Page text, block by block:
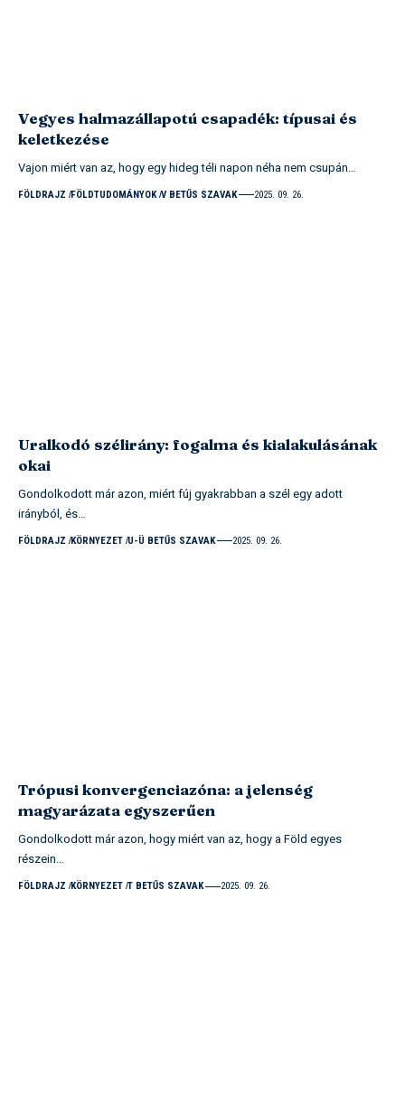
Vegyes halmazállapotú csapadék: típusai és
keletkezése
Vajon miért van az, hogy egy hideg téli napon néha nem csupán…
FÖLDRAJZ FÖLDTUDOMÁNYOK V BETŰS SZAVAK 2025. 09. 26.
Uralkodó szélirány: fogalma és kialakulásának
okai
Gondolkodott már azon, miért fúj gyakrabban a szél egy adott
irányból, és…
FÖLDRAJZ KÖRNYEZET U-Ü BETŰS SZAVAK 2025. 09. 26.
Trópusi konvergenciazóna: a jelenség
magyarázata egyszerűen
Gondolkodott már azon, hogy miért van az, hogy a Föld egyes
részein…
FÖLDRAJZ KÖRNYEZET T BETŰS SZAVAK 2025. 09. 26.